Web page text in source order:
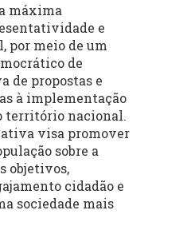
máxima
e
por meio de um
de
de propostas e
à implementação
território nacional.
visa promover
sobre a
objetivos,
cidadão e
sociedade mais